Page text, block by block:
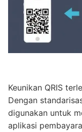
Keunikan QRIS
Dengan
digunakan untuk
aplikasi